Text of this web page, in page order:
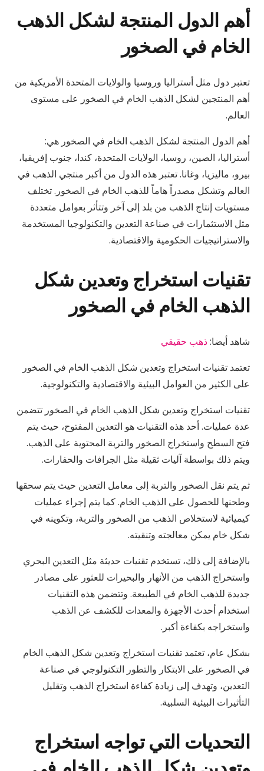
أهم الدول المنتجة لشكل الذهب
الخام في الصخور
تعتبر دول مثل أستراليا وروسيا والولايات المتحدة الأمريكية من
أهم المنتجين لشكل الذهب الخام في الصخور على مستوى
العالم.
أهم الدول المنتجة لشكل الذهب الخام في الصخور هي:
أستراليا، الصين، روسيا، الولايات المتحدة، كندا، جنوب إفريقيا،
بيرو، ماليزيا، وغانا. تعتبر هذه الدول من أكبر منتجي الذهب في
العالم وتشكل مصدراً هاماً للذهب الخام في الصخور. تختلف
مستويات إنتاج الذهب من بلد إلى آخر وتتأثر بعوامل متعددة
مثل الاستثمارات في صناعة التعدين والتكنولوجيا المستخدمة
والاستراتيجيات الحكومية والاقتصادية.
تقنيات استخراج وتعدين شكل
الذهب الخام في الصخور
شاهد أيضا:ذهب حقيقي
تعتمد تقنيات استخراج وتعدين شكل الذهب الخام في الصخور
على الكثير من العوامل البيئية والاقتصادية والتكنولوجية.
تقنيات استخراج وتعدين شكل الذهب الخام في الصخور تتضمن
عدة عمليات. أحد هذه التقنيات هو التعدين المفتوح، حيث يتم
فتح السطح واستخراج الصخور والتربة المحتوية على الذهب.
ويتم ذلك بواسطة آليات ثقيلة مثل الجرافات والحفارات.
ثم يتم نقل الصخور والتربة إلى معامل التعدين حيث يتم سحقها
وطحنها للحصول على الذهب الخام. كما يتم إجراء عمليات
كيميائية لاستخلاص الذهب من الصخور والتربة، وتكوينه في
شكل خام يمكن معالجته وتنقيته.
بالإضافة إلى ذلك، تستخدم تقنيات حديثة مثل التعدين البحري
واستخراج الذهب من الأنهار والبحيرات للعثور على مصادر
جديدة للذهب الخام في الطبيعة. وتتضمن هذه التقنيات
استخدام أحدث الأجهزة والمعدات للكشف عن الذهب
واستخراجه بكفاءة أكبر.
بشكل عام، تعتمد تقنيات استخراج وتعدين شكل الذهب الخام
في الصخور على الابتكار والتطور التكنولوجي في صناعة
التعدين، وتهدف إلى زيادة كفاءة استخراج الذهب وتقليل
التأثيرات البيئية السلبية.
التحديات التي تواجه استخراج